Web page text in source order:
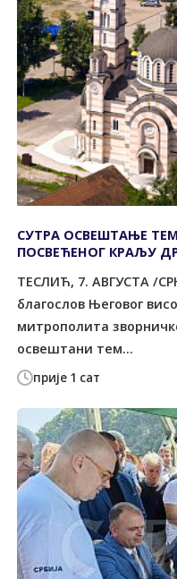
прије 1 сат
СУТРА ОСВЕШТАЊЕ
ПОСВЕЋЕНОГ КРАЉУ
ТЕСЛИЋ, 7. АВГУСТА /
благослов Његовог
митрополита
освештани тем...